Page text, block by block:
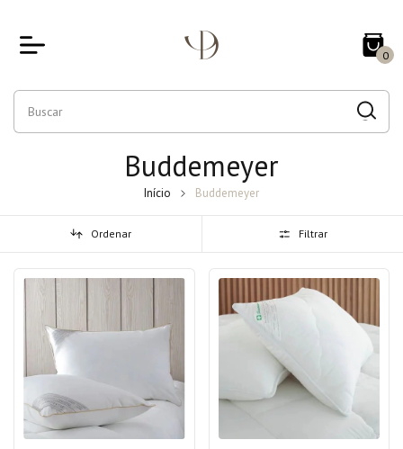
0
Buddemeyer
Início Buddemeyer
Ordenar Filtrar